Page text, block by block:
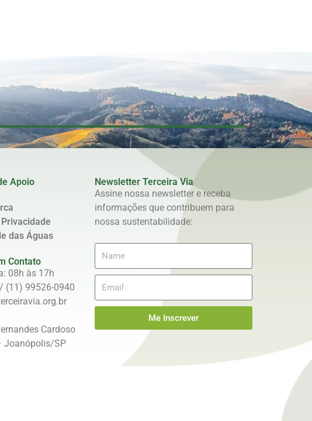
Apoio
das Águas
Contato
08h às 17h
(11) 99526-0940
Cardoso
Joanópolis/SP
Newsletter Terceira Via
Assine nossa newsletter e receba
informações que contribuem para
nossa sustentabilidade:
Me Inscrever